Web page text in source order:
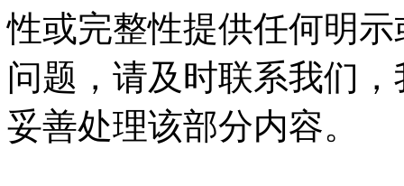
性或完整性提供任何明
问题，请及时联系我们
妥善处理该部分内容。